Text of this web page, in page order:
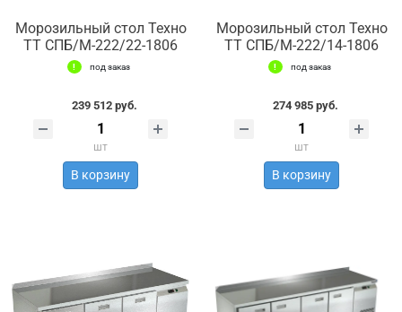
Морозильный стол Техно
ТТ СПБ/М-222/22-1806
под заказ
239 512 руб.
шт
В корзину
Морозильный стол Техно
ТТ СПБ/М-222/14-1806
под заказ
274 985 руб.
шт
В корзину